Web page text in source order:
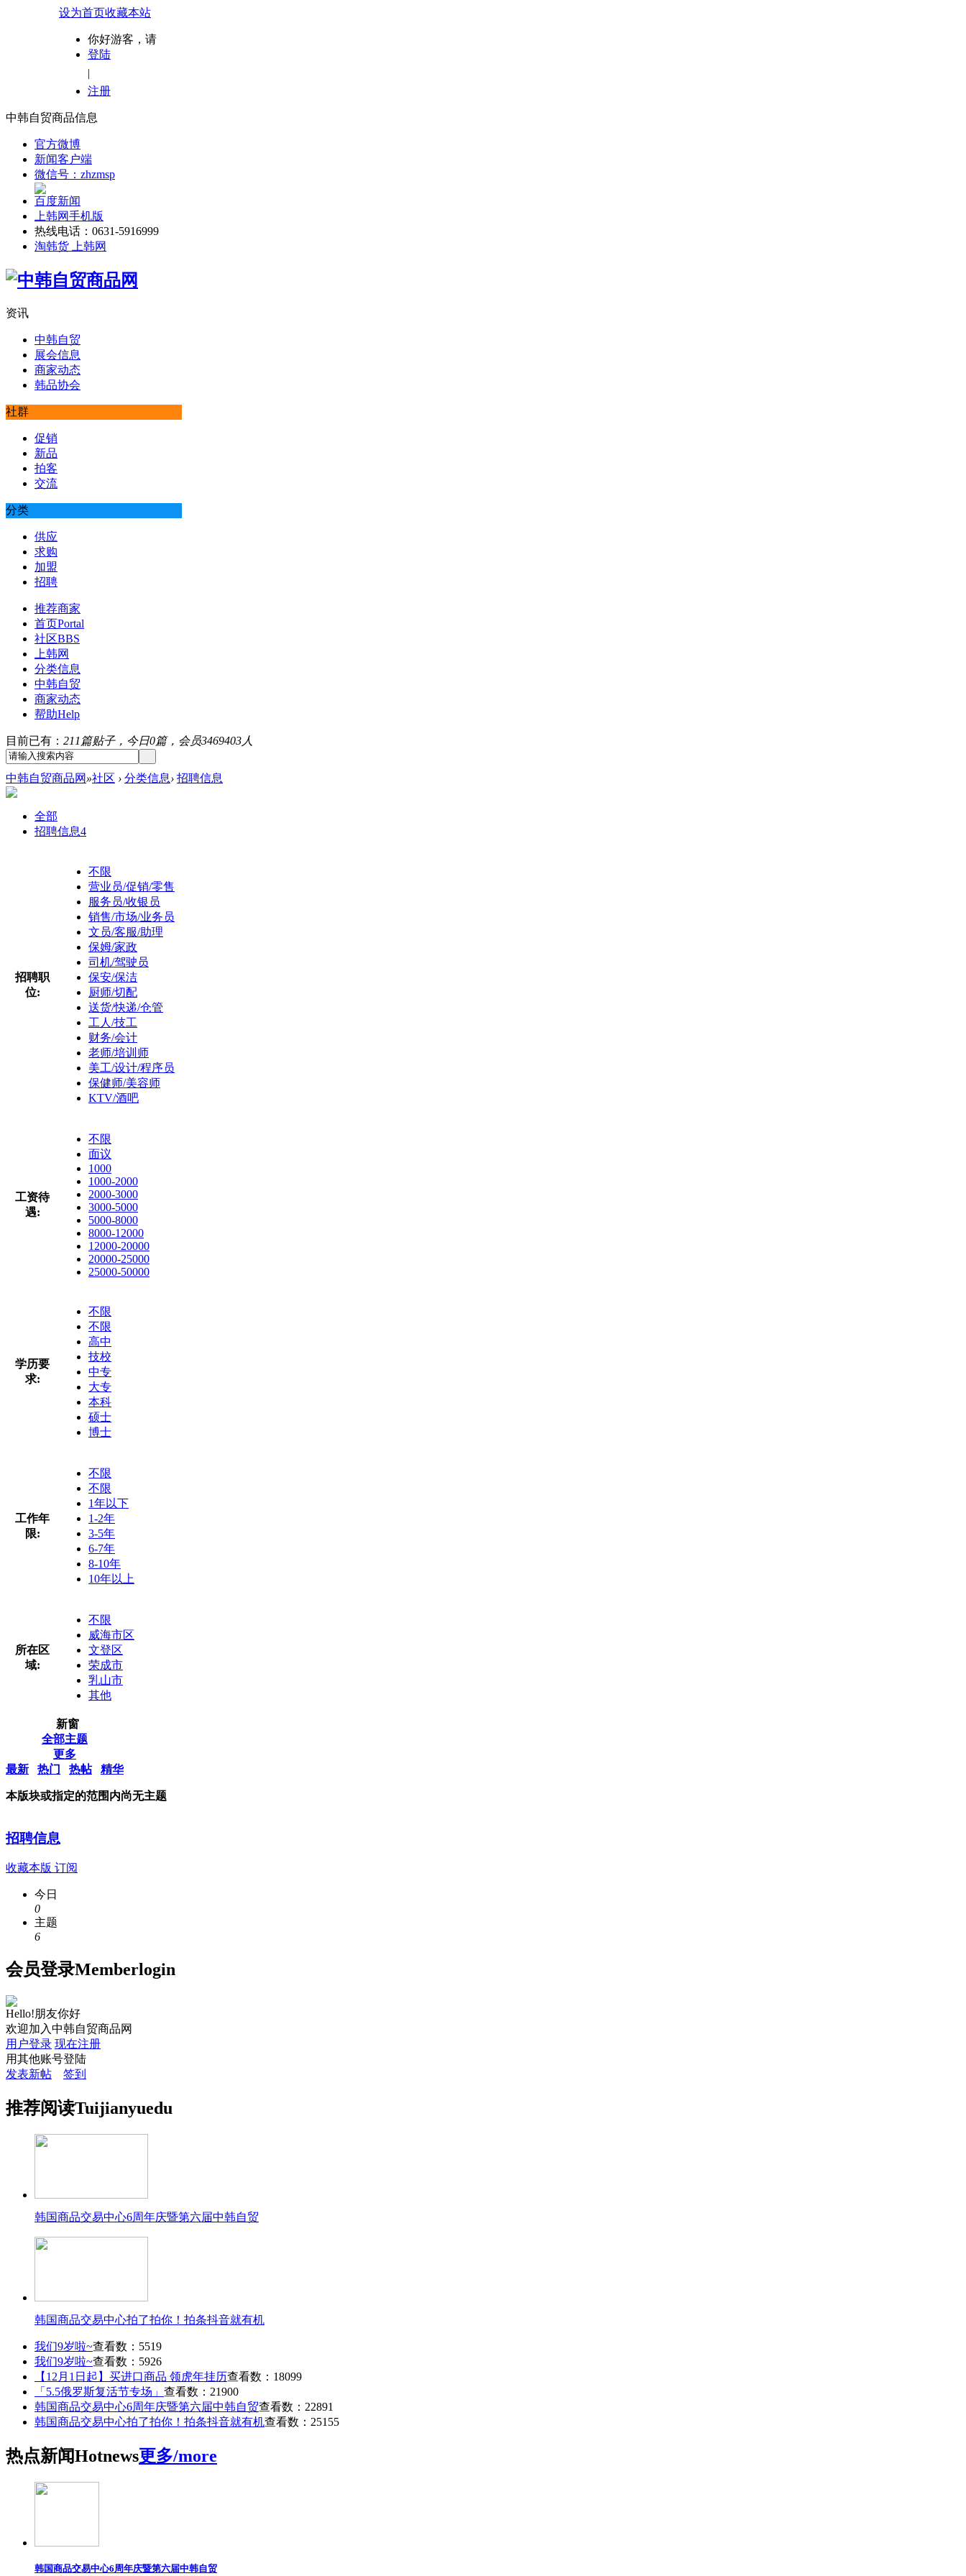
设为首页收藏本站
你好游客，请
登陆
|
注册
中韩自贸商品信息
官方微博
新闻客户端
微信号：zhzmsp
百度新闻
上韩网手机版
热线电话：0631-5916999
淘韩货 上韩网
资讯
中韩自贸
展会信息
商家动态
韩品协会
社群
促销
新品
拍客
交流
分类
供应
求购
加盟
招聘
推荐商家
首页Portal
社区BBS
上韩网
分类信息
中韩自贸
商家动态
帮助Help
目前已有： 211篇贴子，今日0篇，会员3469403人
中韩自贸商品网 »社区 › 分类信息› 招聘信息
全部
招聘信息4
招聘职
位:
不限
营业员/促销/零售
服务员/收银员
销售/市场/业务员
文员/客服/助理
保姆/家政
司机/驾驶员
保安/保洁
厨师/切配
送货/快递/仓管
工人/技工
财务/会计
老师/培训师
美工/设计/程序员
保健师/美容师
KTV/酒吧
工资待
遇:
不限
面议
1000
1000-2000
2000-3000
3000-5000
5000-8000
8000-12000
12000-20000
20000-25000
25000-50000
学历要
求:
不限
不限
高中
技校
中专
大专
本科
硕士
博士
工作年
限:
不限
不限
1年以下
1-2年
3-5年
6-7年
8-10年
10年以上
所在区
域:
不限
威海市区
文登区
荣成市
乳山市
其他
新窗
全部主题
更多
最新
热门 热帖 精华
本版块或指定的范围内尚无主题
招聘信息
收藏本版 订阅
今日
0
主题
6
会员登录Memberlogin
Hello!朋友你好
欢迎加入中韩自贸商品网
用户登录 现在注册
用其他账号登陆
发表新帖
签到
推荐阅读Tuijianyuedu
韩国商品交易中心6周年庆暨第六届中韩自贸
韩国商品交易中心拍了拍你！拍条抖音就有机
我们9岁啦~查看数：5519
我们9岁啦~查看数：5926
【12月1日起】买进口商品 领虎年挂历查看数：18099
「5.5俄罗斯复活节专场」 查看数：21900
韩国商品交易中心6周年庆暨第六届中韩自贸查看数：22891
韩国商品交易中心拍了拍你！拍条抖音就有机查看数：25155
热点新闻Hotnews更多/more
韩国商品交易中心6周年庆暨第六届中韩自贸